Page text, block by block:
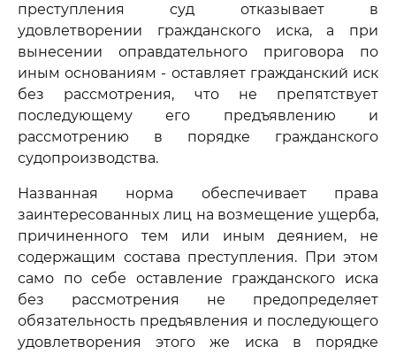
преступления суд отказывает в
удовлетворении гражданского иска, а при
вынесении оправдательного приговора по
иным основаниям - оставляет гражданский иск
без рассмотрения, что не препятствует
последующему его предъявлению и
рассмотрению в порядке гражданского
судопроизводства.
Названная норма обеспечивает права
заинтересованных лиц на возмещение ущерба,
причиненного тем или иным деянием, не
содержащим состава преступления. При этом
само по себе оставление гражданского иска
без рассмотрения не предопределяет
обязательность предъявления и последующего
удовлетворения этого же иска в порядке